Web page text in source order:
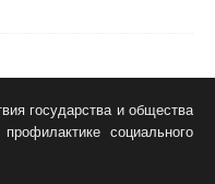
государства и общества
социального